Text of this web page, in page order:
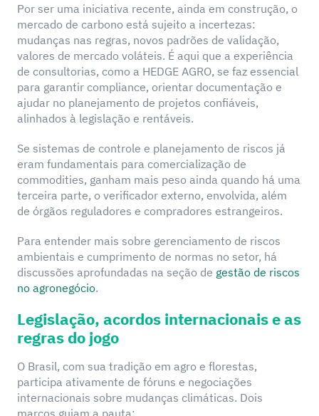
Por ser uma iniciativa recente, ainda em construção, o
mercado de carbono está sujeito a incertezas:
mudanças nas regras, novos padrões de validação,
valores de mercado voláteis. É aqui que a experiência
de consultorias, como a HEDGE AGRO, se faz essencial
para garantir compliance, orientar documentação e
ajudar no planejamento de projetos confiáveis,
alinhados à legislação e rentáveis.
Se sistemas de controle e planejamento de riscos já
eram fundamentais para comercialização de
commodities, ganham mais peso ainda quando há uma
terceira parte, o verificador externo, envolvida, além
de órgãos reguladores e compradores estrangeiros.
Para entender mais sobre gerenciamento de riscos
ambientais e cumprimento de normas no setor, há
discussões aprofundadas na seção de gestão de riscos
no agronegócio.
Legislação, acordos internacionais e as
regras do jogo
O Brasil, com sua tradição em agro e florestas,
participa ativamente de fóruns e negociações
internacionais sobre mudanças climáticas. Dois
marcos guiam a pauta: